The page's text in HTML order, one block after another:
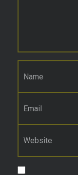
Name
*
Website